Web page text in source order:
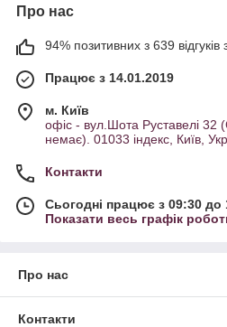
Про нас
94% позитивних з 639 відгуків
Працює з 14.01.2019
м. Київ
офіс - вул.Шота Руставелі 32
немає). 01033 індекс, Київ,
Контакти
Сьогодні працює з 09:30 до
Показати весь графік
Про нас
Контакти